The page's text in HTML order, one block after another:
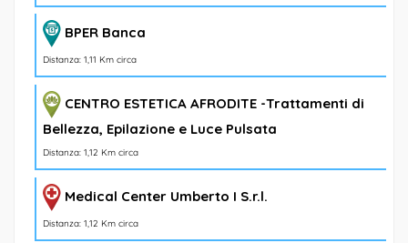
BPER Banca
Distanza: 1,11 Km circa
CENTRO ESTETICA AFRODITE -Trattamenti di
Bellezza, Epilazione e Luce Pulsata
Distanza: 1,12 Km circa
Medical Center Umberto I S.r.l.
Distanza: 1,12 Km circa